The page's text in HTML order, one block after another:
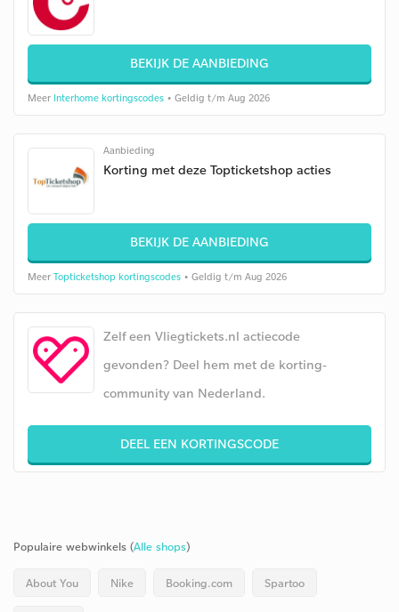
BEKIJK DE AANBIEDING
Meer Interhome kortingscodes • Geldig t/m Aug 2026
Aanbieding
Korting met deze Topticketshop acties
BEKIJK DE AANBIEDING
Meer Topticketshop kortingscodes • Geldig t/m Aug 2026
Zelf een Vliegtickets.nl actiecode
gevonden? Deel hem met de korting-
community van Nederland.
DEEL EEN KORTINGSCODE
Populaire webwinkels (Alle shops)
About You Nike Booking.com Spartoo